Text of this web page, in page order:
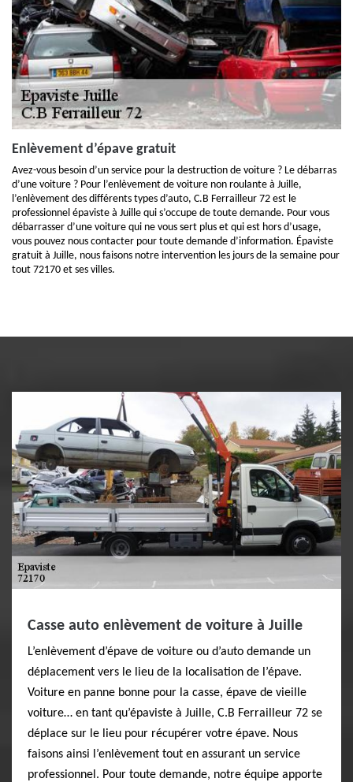
Enlèvement d’épave gratuit
Avez-vous besoin d’un service pour la destruction de voiture ? Le débarras
d’une voiture ? Pour l’enlèvement de voiture non roulante à Juille,
l’enlèvement des différents types d’auto, C.B Ferrailleur 72 est le
professionnel épaviste à Juille qui s’occupe de toute demande. Pour vous
débarrasser d’une voiture qui ne vous sert plus et qui est hors d’usage,
vous pouvez nous contacter pour toute demande d’information. Épaviste
gratuit à Juille, nous faisons notre intervention les jours de la semaine pour
tout 72170 et ses villes.
Casse auto enlèvement de voiture à Juille
L’enlèvement d’épave de voiture ou d’auto demande un
déplacement vers le lieu de la localisation de l’épave.
Voiture en panne bonne pour la casse, épave de vieille
voiture… en tant qu’épaviste à Juille, C.B Ferrailleur 72 se
déplace sur le lieu pour récupérer votre épave. Nous
faisons ainsi l’enlèvement tout en assurant un service
professionnel. Pour toute demande, notre équipe apporte